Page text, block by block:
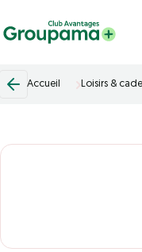
Accueil Loisirs &